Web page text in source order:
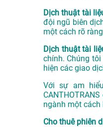
Dịch thuật tài
đội ngũ biên
một cách rõ
Dịch thuật tài
chính. Chúng
hiện các giao
Với sự am
ngành một cách
Cho thuê phiên